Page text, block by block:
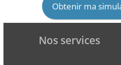
Obtenir ma
Nos services